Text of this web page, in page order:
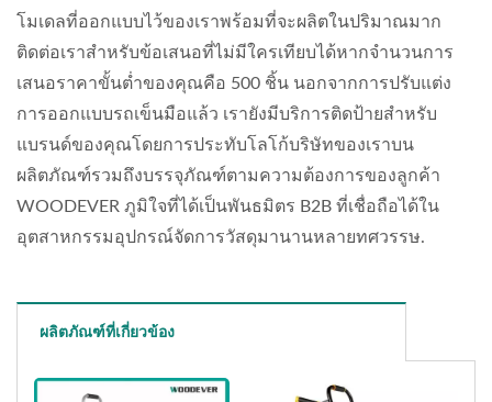
โมเดลที่ออกแบบไว้ของเราพร้อมที่จะผลิตในปริมาณมาก
ติดต่อเราสำหรับข้อเสนอที่ไม่มีใครเทียบได้หากจำนวนการ
เสนอราคาขั้นต่ำของคุณคือ 500 ชิ้น นอกจากการปรับแต่ง
การออกแบบรถเข็นมือแล้ว เรายังมีบริการติดป้ายสำหรับ
แบรนด์ของคุณโดยการประทับโลโก้บริษัทของเราบน
ผลิตภัณฑ์รวมถึงบรรจุภัณฑ์ตามความต้องการของลูกค้า
WOODEVER ภูมิใจที่ได้เป็นพันธมิตร B2B ที่เชื่อถือได้ใน
อุตสาหกรรมอุปกรณ์จัดการวัสดุมานานหลายทศวรรษ.
ผลิตภัณฑ์ที่เกี่ยวข้อง